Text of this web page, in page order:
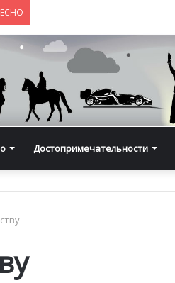
Достопримечательности